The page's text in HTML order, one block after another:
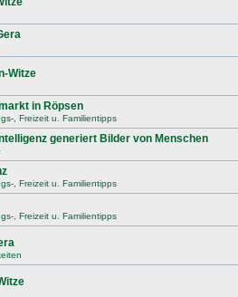
Witze
in Röpsen
, Freizeit u. Familientipps
generiert Bilder von Menschen
, Freizeit u. Familientipps
, Freizeit u. Familientipps